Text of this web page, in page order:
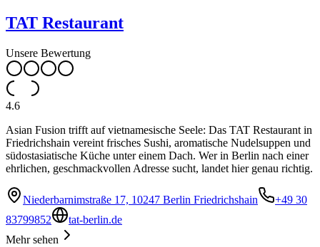
TAT Restaurant
Unsere Bewertung
4.6
Asian Fusion trifft auf vietnamesische Seele: Das TAT Restaurant in
Friedrichshain vereint frisches Sushi, aromatische Nudelsuppen und
südostasiatische Küche unter einem Dach. Wer in Berlin nach einer
ehrlichen, geschmackvollen Adresse sucht, landet hier genau richtig.
Niederbarnimstraße 17, 10247 Berlin Friedrichshain
+49 30
83799852
tat-berlin.de
Mehr sehen